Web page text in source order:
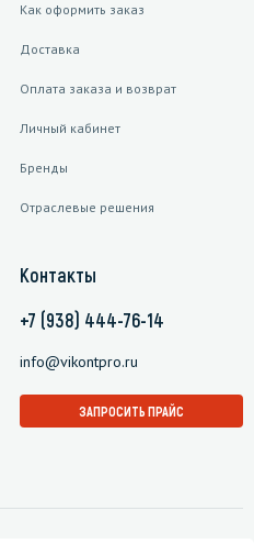
Как оформить заказ
Доставка
Оплата заказа и возврат
Личный кабинет
Бренды
Отраслевые решения
Контакты
+7 (938) 444-76-14
info@vikontpro.ru
ЗАПРОСИТЬ ПРАЙС